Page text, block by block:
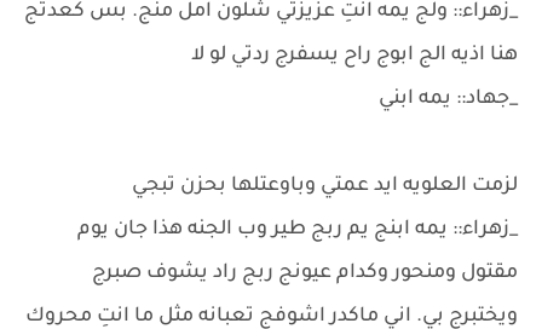
_زهراء:: ولج يمه انتِ عزيزتي شلون امل منج. بس كعدتج
هنا اذيه الج ابوج راح يسفرج ردتي لو لا
_جهاد:: يمه ابني
لزمت العلويه ايد عمتي وباوعتلها بحزن تبجي
_زهراء:: يمه ابنج يم ربج طير وب الجنه هذا جان يوم
مقتول ومنحور وكدام عيونج ربج راد يشوف صبرج
ويختبرج بي. اني ماكدر اشوفج تعبانه مثل ما انتِ محروك